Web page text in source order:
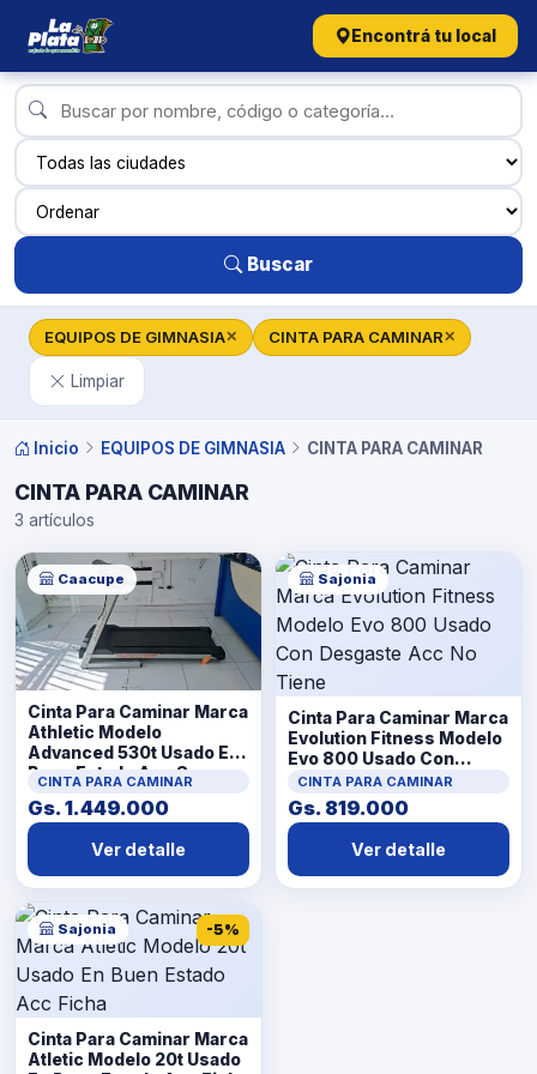
Encontrá tu local
Buscar
EQUIPOS DE GIMNASIA✕ CINTA PARA CAMINAR✕
Limpiar
Inicio EQUIPOS DE GIMNASIA CINTA PARA CAMINAR
CINTA PARA CAMINAR
3 artículos
Caacupe
Cinta Para Caminar Marca
Athletic Modelo
Advanced 530t Usado En
Buen Estado Acc Sensor
CINTA PARA CAMINAR
Gs. 1.449.000
Ver detalle
Sajonia
Cinta Para Caminar Marca
Evolution Fitness Modelo
Evo 800 Usado Con
Desgaste Acc No Tiene
CINTA PARA CAMINAR
Gs. 819.000
Ver detalle
Sajonia -5%
Cinta Para Caminar Marca
Atletic Modelo 20t Usado